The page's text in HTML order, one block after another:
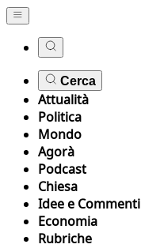
Cerca
Attualità
Politica
Mondo
Agorà
Podcast
Chiesa
Idee e Commenti
Economia
Rubriche